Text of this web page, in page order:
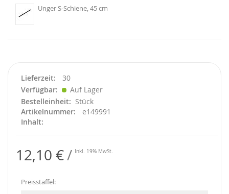
Unger S-Schiene, 45 cm
Lieferzeit
30
Verfügbar
Auf Lager
Bestelleinheit
Stück
Artikelnummer
e149991
Inhalt
12,10 € Inkl. 19% MwSt.
Preisstaffel: